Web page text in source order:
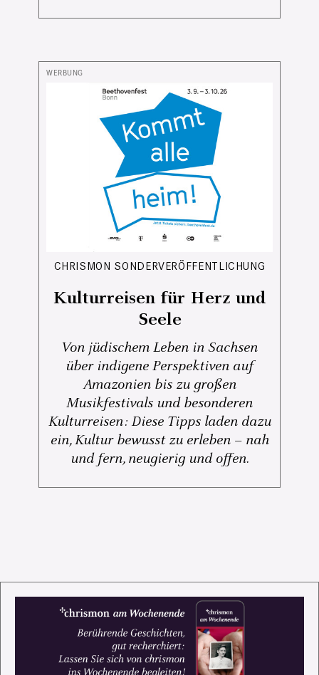
CHRISMON SONDERVERÖFFENTLICHUNG
Kulturreisen für Herz und
Seele
Von jüdischem Leben in Sachsen
über indigene Perspektiven auf
Amazonien bis zu großen
Musikfestivals und besonderen
Kulturreisen: Diese Tipps laden dazu
ein, Kultur bewusst zu erleben – nah
und fern, neugierig und offen.